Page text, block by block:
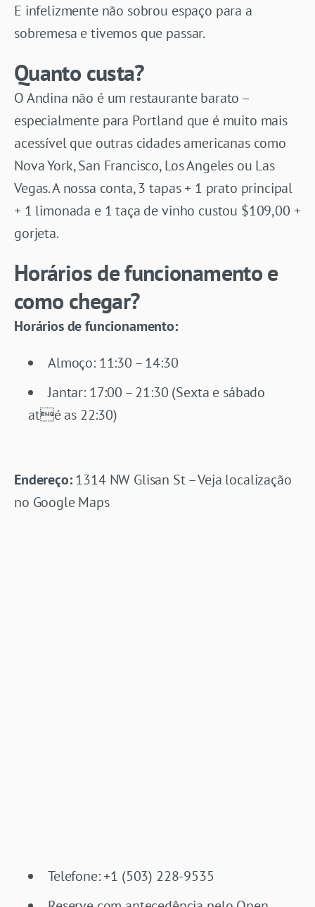
E infelizmente não sobrou espaço para a
sobremesa e tivemos que passar.
Quanto custa?
O Andina não é um restaurante barato –
especialmente para Portland que é muito mais
acessível que outras cidades americanas como
Nova York, San Francisco, Los Angeles ou Las
Vegas. A nossa conta, 3 tapas + 1 prato principal
+ 1 limonada e 1 taça de vinho custou $109,00 +
gorjeta.
Horários de funcionamento e
como chegar?
Horários de funcionamento:
Almoço: 11:30 – 14:30
Jantar: 17:00 – 21:30 (Sexta e sábado
até as 22:30)
Endereço:1314 NW Glisan St – Veja localização
no Google Maps
Telefone: +1 (503) 228-9535